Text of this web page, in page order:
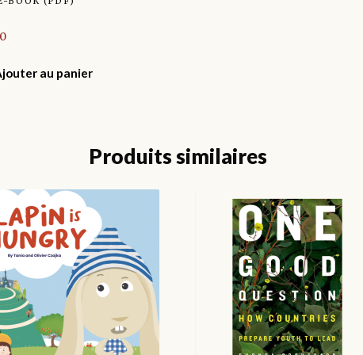
au panier
Produits similaires